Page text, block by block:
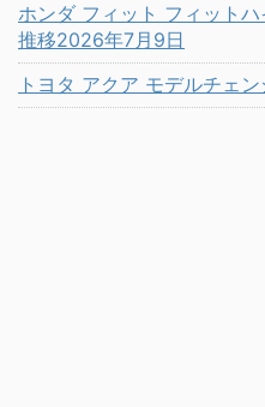
ホンダ フィット フィット
推移2026年7月9日
トヨタ アクア モデルチェ